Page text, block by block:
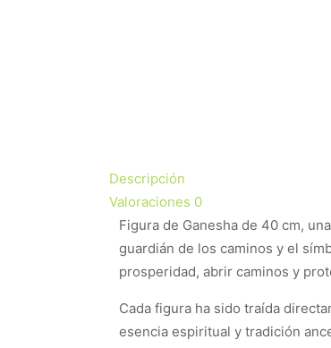
Descripción
Valoraciones 0
Figura de Ganesha de 40 cm,
guardián de los caminos y el
prosperidad, abrir caminos y
Cada figura ha sido traída
esencia espiritual y tradición